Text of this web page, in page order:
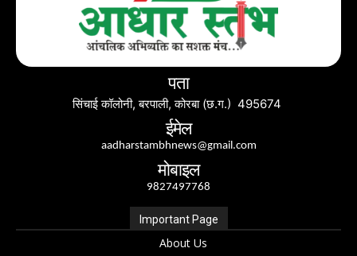
पता
सिंचाई कॉलोनी, बरपाली, कोरबा (छ.ग.) 495674
ईमेल
aadharstambhnews@gmail.com
मोबाइल
9827497768
Important Page
About Us